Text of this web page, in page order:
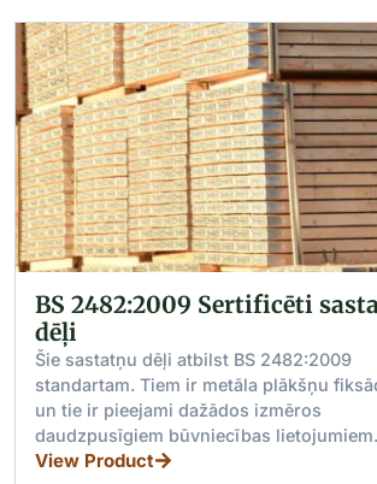
BS 2482:2009 Sertificēti sastatņu
Šie sastatņu dēļi atbilst BS 2482:2009
standartam. Tiem ir metāla plākšņu fiksācija
un tie ir pieejami dažādos izmēros
daudzpusīgiem būvniecības lietojumiem.
View Product